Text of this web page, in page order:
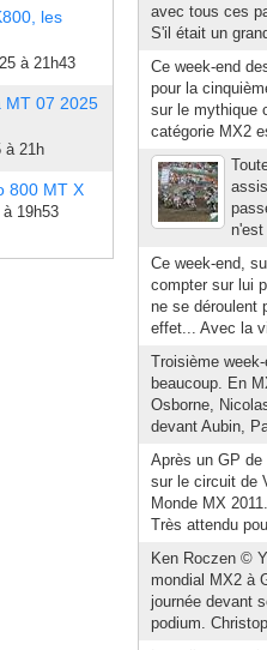
les
à 21h43
MT 07 2025
à 21h
800 MT X
19h53
avec tous ces
S'il était un
Ce week-end
pour la
sur le mythique
catégorie MX2
Ce week-end,
compter sur lui
ne se déroulent
effet... Avec la
Troisième
beaucoup. En
Osborne,
devant Aubin,
Après un GP
sur le circuit de
Monde MX
Très attendu
Ken Roczen ©
mondial MX2 à
journée devant
podium.